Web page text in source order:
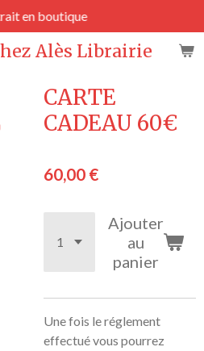
Alès Librairie
en boutique
CARTE
CADEAU 60€
60,00 €
Ajouter
au
panier
Une fois le réglement
effectué vous pourrez